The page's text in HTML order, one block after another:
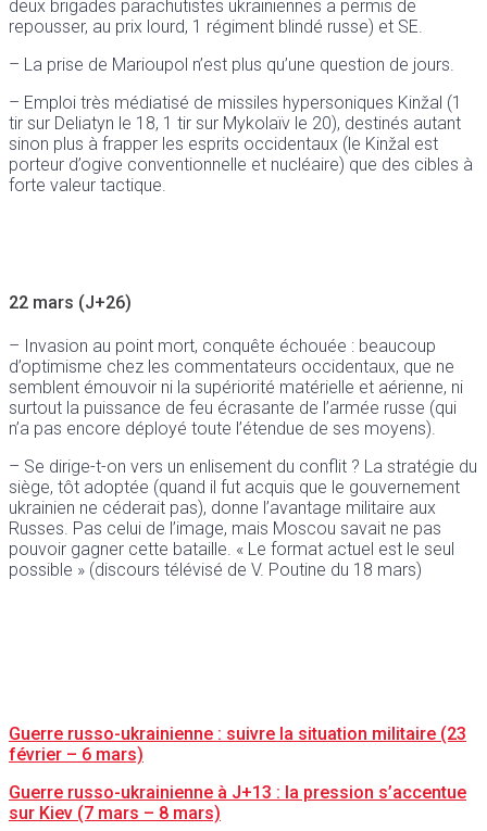
deux brigades parachutistes ukrainiennes a permis de
repousser, au prix lourd, 1 régiment blindé russe) et SE.
– La prise de Marioupol n’est plus qu’une question de jours.
– Emploi très médiatisé de missiles hypersoniques Kinžal (1
tir sur Deliatyn le 18, 1 tir sur Mykolaïv le 20), destinés autant
sinon plus à frapper les esprits occidentaux (le Kinžal est
porteur d’ogive conventionnelle et nucléaire) que des cibles à
forte valeur tactique.
22 mars (J+26)
– Invasion au point mort, conquête échouée : beaucoup
d’optimisme chez les commentateurs occidentaux, que ne
semblent émouvoir ni la supériorité matérielle et aérienne, ni
surtout la puissance de feu écrasante de l’armée russe (qui
n’a pas encore déployé toute l’étendue de ses moyens).
– Se dirige-t-on vers un enlisement du conflit ? La stratégie du
siège, tôt adoptée (quand il fut acquis que le gouvernement
ukrainien ne céderait pas), donne l’avantage militaire aux
Russes. Pas celui de l’image, mais Moscou savait ne pas
pouvoir gagner cette bataille. « Le format actuel est le seul
possible » (discours télévisé de V. Poutine du 18 mars)
Guerre russo-ukrainienne : suivre la situation militaire (23
février – 6 mars)
Guerre russo-ukrainienne à J+13 : la pression s’accentue
sur Kiev (7 mars – 8 mars)